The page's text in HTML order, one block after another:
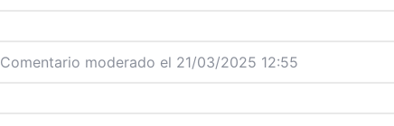
Comentario moderado el 21/03/2025 12:55